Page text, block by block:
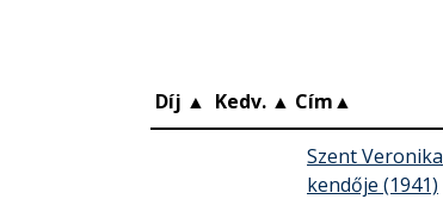
Díj ▲ Kedv. ▲ Cím▲
Szent Veronika
kendője (1941)